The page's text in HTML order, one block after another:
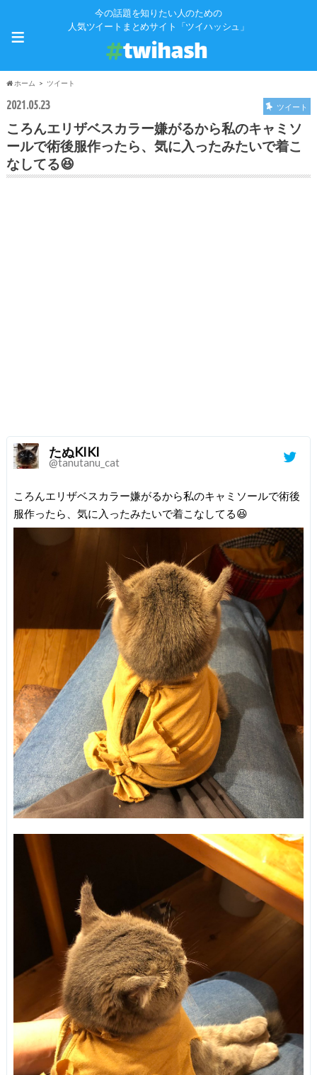
今の話題を知りたい人のための
人気ツイートまとめサイト「ツイハッシュ」
≡
ホーム ツイート
2021.05.23 ツイート
ころんエリザベスカラー嫌がるから私のキャミソ
ールで術後服作ったら、気に入ったみたいで着こ
なしてる😆
たぬKIKI
@tanutanu_cat
ころんエリザベスカラー嫌がるから私のキャミソールで術後
服作ったら、気に入ったみたいで着こなしてる😆